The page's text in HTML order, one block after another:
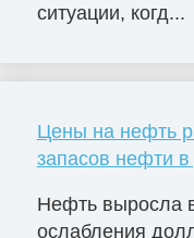
ситуации, когд...
Цены на нефть
запасов нефти
Нефть выросла
ослабления